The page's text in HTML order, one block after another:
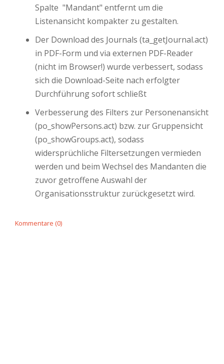
Spalte "Mandant" entfernt um die
Listenansicht kompakter zu gestalten.
Der Download des Journals (ta_getJournal.act)
in PDF-Form und via externen PDF-Reader
(nicht im Browser!) wurde verbessert, sodass
sich die Download-Seite nach erfolgter
Durchführung sofort schließt
Verbesserung des Filters zur Personenansicht
(po_showPersons.act) bzw. zur Gruppensicht
(po_showGroups.act), sodass
widersprüchliche Filtersetzungen vermieden
werden und beim Wechsel des Mandanten die
zuvor getroffene Auswahl der
Organisationsstruktur zurückgesetzt wird.
Kommentare (0)